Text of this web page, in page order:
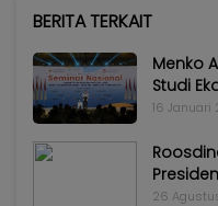
BERITA TERKAIT
Menko
Studi
16 Januari
26